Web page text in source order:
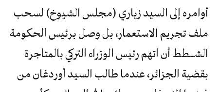
أوامره إلى السيد زياري (مجلس الشيوخ) لسحب
ملف تجريم الاستعمار، بل وصل برئيس الحكومة
الشـــطط أن اتهم رئيس الوزراء التركي بالمتاجرة
بقضية الجزائر، عندما طالب السيد أوردغان من